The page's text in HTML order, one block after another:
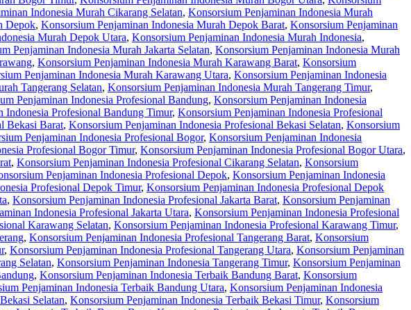
Indonesia Murah Cikarang Selatan, Konsorsium Penjaminan Indonesia Murah
Depok, Konsorsium Penjaminan Indonesia Murah Depok Barat, Konsorsium Penjaminan
Murah Depok Utara, Konsorsium Penjaminan Indonesia Murah Indonesia,
Penjaminan Indonesia Murah Jakarta Selatan, Konsorsium Penjaminan Indonesia Murah
, Konsorsium Penjaminan Indonesia Murah Karawang Barat, Konsorsium
Penjaminan Indonesia Murah Karawang Utara, Konsorsium Penjaminan Indonesia
Tangerang Selatan, Konsorsium Penjaminan Indonesia Murah Tangerang Timur,
Penjaminan Indonesia Profesional Bandung, Konsorsium Penjaminan Indonesia
Indonesia Profesional Bandung Timur, Konsorsium Penjaminan Indonesia Profesional
Bekasi Barat, Konsorsium Penjaminan Indonesia Profesional Bekasi Selatan, Konsorsium
Penjaminan Indonesia Profesional Bogor, Konsorsium Penjaminan Indonesia
Profesional Bogor Timur, Konsorsium Penjaminan Indonesia Profesional Bogor Utara,
, Konsorsium Penjaminan Indonesia Profesional Cikarang Selatan, Konsorsium
Penjaminan Indonesia Profesional Depok, Konsorsium Penjaminan Indonesia
Profesional Depok Timur, Konsorsium Penjaminan Indonesia Profesional Depok
, Konsorsium Penjaminan Indonesia Profesional Jakarta Barat, Konsorsium Penjaminan
Indonesia Profesional Jakarta Utara, Konsorsium Penjaminan Indonesia Profesional
Karawang Selatan, Konsorsium Penjaminan Indonesia Profesional Karawang Timur,
, Konsorsium Penjaminan Indonesia Profesional Tangerang Barat, Konsorsium
, Konsorsium Penjaminan Indonesia Profesional Tangerang Utara, Konsorsium Penjaminan
Selatan, Konsorsium Penjaminan Indonesia Tangerang Timur, Konsorsium Penjaminan
, Konsorsium Penjaminan Indonesia Terbaik Bandung Barat, Konsorsium
Penjaminan Indonesia Terbaik Bandung Utara, Konsorsium Penjaminan Indonesia
Selatan, Konsorsium Penjaminan Indonesia Terbaik Bekasi Timur, Konsorsium